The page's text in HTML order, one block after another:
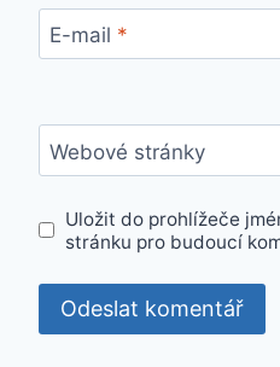
E-mail *
Webové stránky
Uložit do prohlížeče
stránku pro budoucí